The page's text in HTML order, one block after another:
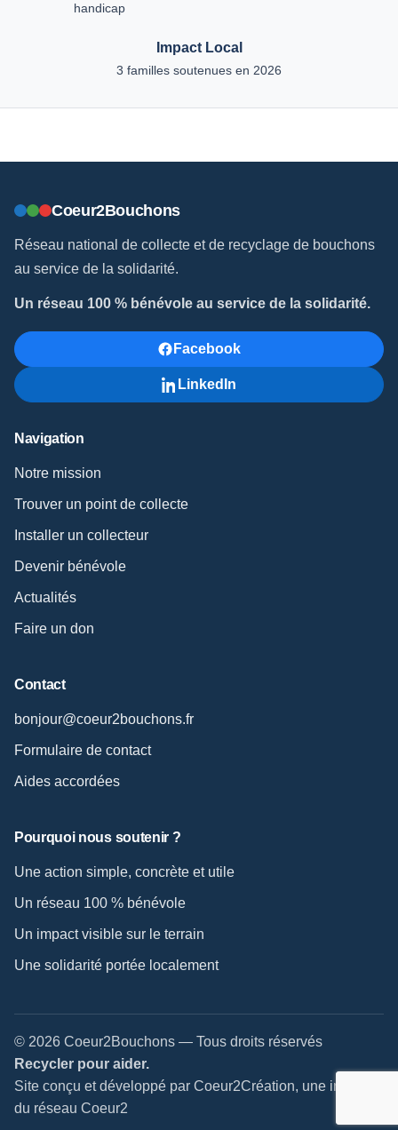
handicap
Impact Local
3 familles soutenues en 2026
Coeur2Bouchons
Réseau national de collecte et de recyclage de bouchons
au service de la solidarité.
Un réseau 100 % bénévole au service de la solidarité.
Facebook
LinkedIn
Navigation
Notre mission
Trouver un point de collecte
Installer un collecteur
Devenir bénévole
Actualités
Faire un don
Contact
bonjour@coeur2bouchons.fr
Formulaire de contact
Aides accordées
Pourquoi nous soutenir ?
Une action simple, concrète et utile
Un réseau 100 % bénévole
Un impact visible sur le terrain
Une solidarité portée localement
© 2026 Coeur2Bouchons — Tous droits réservés
Recycler pour aider.
Site conçu et développé par Coeur2Création, une initiative
du réseau Coeur2